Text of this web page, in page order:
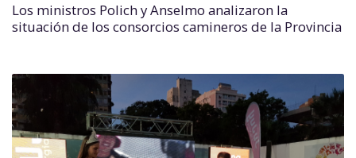
Los ministros Polich y Anselmo analizaron la
situación de los consorcios camineros de la Provincia